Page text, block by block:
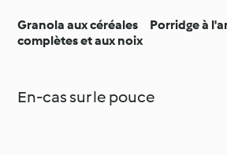
Granola aux céréales
complètes et aux noix
Porridge à
En-cas sur le pouce